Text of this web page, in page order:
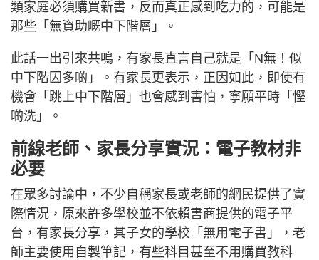
類家庭必須購買新書，反而真正感到吃力的，可能是
那些「無資助嘅中下階層」。
此話一出引來共鳴，有家長直言自己就是「N無！似
中下階囚多啲」。有家長更表示，正因如此，即使有
機會「跳上中下階層」也會感到害怕，寧願平時「慳
啲洗」。
前線老師、家長分享實況：電子教材非
必要
在眾多討論中，不少自稱家長或老師的網民提供了實
際情況，原來許多學校並不依賴書商提供的電子平
台，有家長分享，其子女的學校「無用電子書」，老
師主要使用自製筆記，有些科目甚至不用購買教科